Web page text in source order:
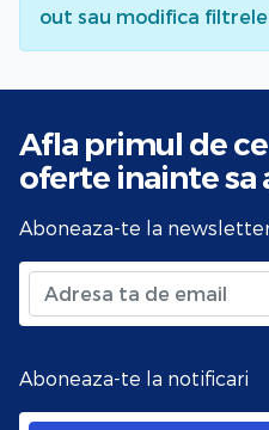
out sau modifica
Afla primul de
oferte inainte sa
Aboneaza-te la
Aboneaza-te la notificari